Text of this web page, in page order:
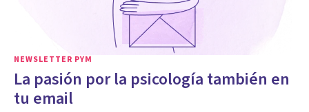
NEWSLETTER PYM
La pasión por la psicología también en
tu email